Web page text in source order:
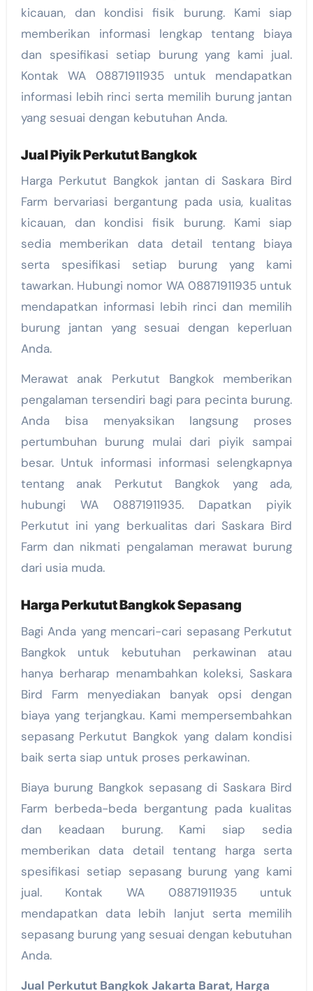
kicauan, dan kondisi fisik burung. Kami siap
memberikan informasi lengkap tentang biaya
dan spesifikasi setiap burung yang kami jual.
Kontak WA 08871911935 untuk mendapatkan
informasi lebih rinci serta memilih burung jantan
yang sesuai dengan kebutuhan Anda.
Jual Piyik Perkutut Bangkok
Harga Perkutut Bangkok jantan di Saskara Bird
Farm bervariasi bergantung pada usia, kualitas
kicauan, dan kondisi fisik burung. Kami siap
sedia memberikan data detail tentang biaya
serta spesifikasi setiap burung yang kami
tawarkan. Hubungi nomor WA 08871911935 untuk
mendapatkan informasi lebih rinci dan memilih
burung jantan yang sesuai dengan keperluan
Anda.
Merawat anak Perkutut Bangkok memberikan
pengalaman tersendiri bagi para pecinta burung.
Anda bisa menyaksikan langsung proses
pertumbuhan burung mulai dari piyik sampai
besar. Untuk informasi informasi selengkapnya
tentang anak Perkutut Bangkok yang ada,
hubungi WA 08871911935. Dapatkan piyik
Perkutut ini yang berkualitas dari Saskara Bird
Farm dan nikmati pengalaman merawat burung
dari usia muda.
Harga Perkutut Bangkok Sepasang
Bagi Anda yang mencari-cari sepasang Perkutut
Bangkok untuk kebutuhan perkawinan atau
hanya berharap menambahkan koleksi, Saskara
Bird Farm menyediakan banyak opsi dengan
biaya yang terjangkau. Kami mempersembahkan
sepasang Perkutut Bangkok yang dalam kondisi
baik serta siap untuk proses perkawinan.
Biaya burung Bangkok sepasang di Saskara Bird
Farm berbeda-beda bergantung pada kualitas
dan keadaan burung. Kami siap sedia
memberikan data detail tentang harga serta
spesifikasi setiap sepasang burung yang kami
jual. Kontak WA 08871911935 untuk
mendapatkan data lebih lanjut serta memilih
sepasang burung yang sesuai dengan kebutuhan
Anda.
Jual Perkutut Bangkok Jakarta Barat, Harga